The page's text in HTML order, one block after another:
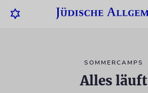
SOMMERCAMPS
Alles läuft